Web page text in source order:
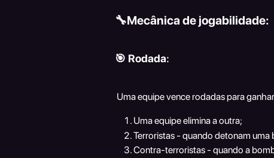
🔧Mecânica de jogabilidade:
🎯 Rodada:
Uma equipe vence rodadas para
Uma equipe elimina a outra;
Terroristas - quando detonam uma
Contra-terroristas - quando a